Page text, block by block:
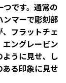
です。通常の
マーで彫刻部
フラットチェ
ングレービン
うに見せ、し
る印象に見せ